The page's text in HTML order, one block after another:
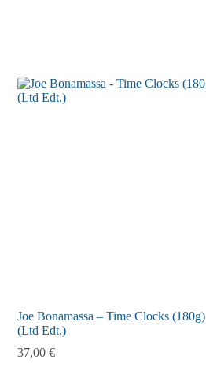
Joe Bonamassa – Time Clocks (180g)
(Ltd Edt.)
37,00 €